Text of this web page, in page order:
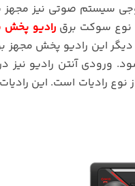
سیستم صوتی نیز
رادیو پخش
ورودی آنتن رادیو نیز
رادیات است. این